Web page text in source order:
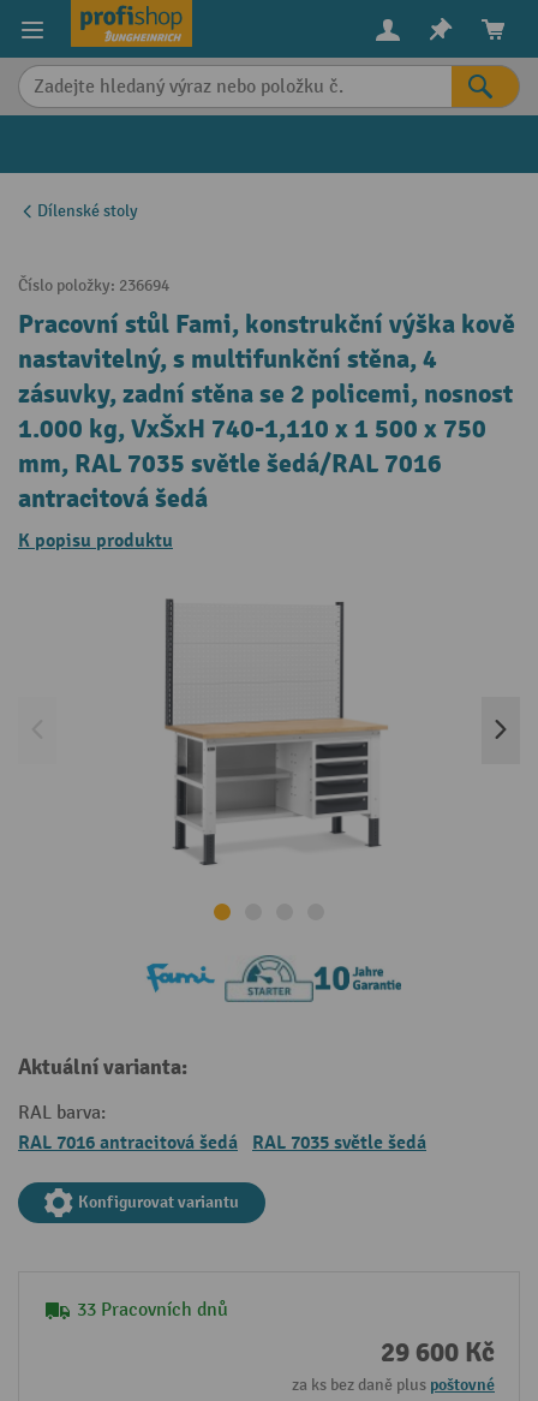
content
Dílenské stoly
Číslo položky: 236694
Pracovní stůl Fami, konstrukční výška kově
nastavitelný, s multifunkční stěna, 4
zásuvky, zadní stěna se 2 policemi, nosnost
1.000 kg, VxŠxH 740-1,110 x 1 500 x 750
mm, RAL 7035 světle šedá/RAL 7016
antracitová šedá
K popisu produktu
Aktuální varianta:
RAL barva:
RAL 7016 antracitová šedá RAL 7035 světle šedá
Konfigurovat variantu
33 Pracovních dnů
29 600 Kč
za ks bez daně plus poštovné